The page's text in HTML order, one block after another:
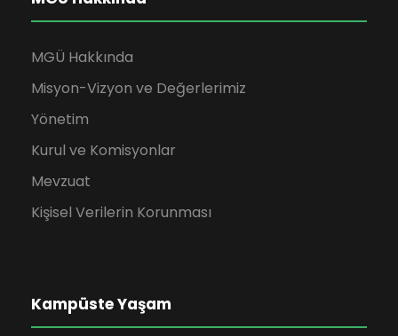
MGÜ Hakkında
Misyon-Vizyon ve Değerlerimiz
Yönetim
Kurul ve Komisyonlar
Mevzuat
Kişisel Verilerin Korunması
Kampüste Yaşam